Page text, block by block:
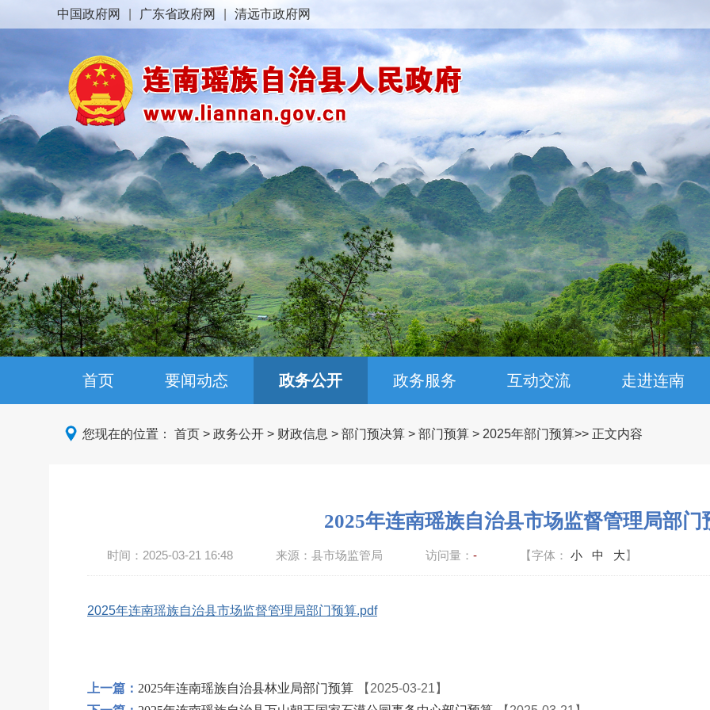
中国政府网 广东省政府网 清远市政府网
首页 要闻动态 政务公开 政务服务 互动交流 走进连南
您现在的位置： 首页 > 政务公开 > 财政信息 > 部门预决算 > 部门预算 > 2025年部门预算>> 正文内容
2025年连南瑶族自治县市场监督管理局部门
时间： 2025-03-21 16:48 来源：县市场监管局 访问量： - 【字体： 小 中 大】
2025年连南瑶族自治县市场监督管理局部门预算.pdf
上一篇： 2025年连南瑶族自治县林业局部门预算
【2025-03-21】